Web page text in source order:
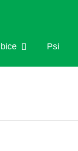
OPEN RIBICE
Psi